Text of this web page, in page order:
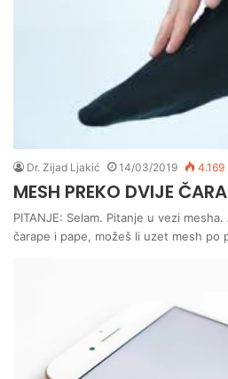
Dr. Zijad Ljakić 14/03/2019 4.169
MESH PREKO DVIJE
PITANJE: Selam. Pitanje u vezi
čarape i pape, možeš li uzet mesh po